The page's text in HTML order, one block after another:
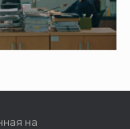
на